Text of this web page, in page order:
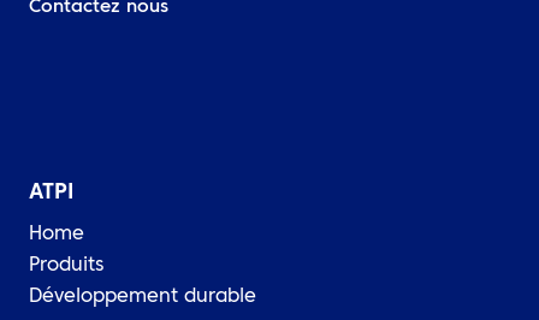
Contactez nous
ATPI
Home
Produits
Développement durable